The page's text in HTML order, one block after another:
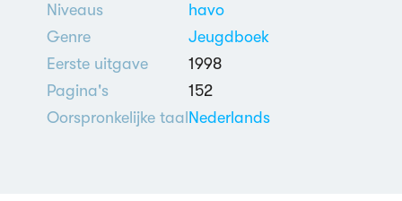
Niveaus
havo
Genre
Jeugdboek
Eerste uitgave
1998
Pagina's
152
Oorspronkelijke taal Nederlands